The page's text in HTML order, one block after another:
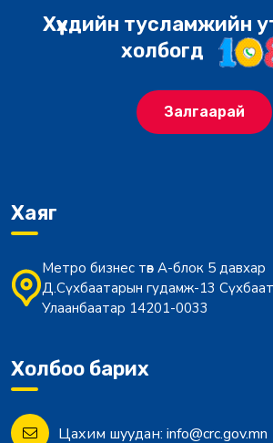
Хүүхдийн тусламжийн
холбогд
Залгаарай
Хаяг
Метро бизнес төв А-блок 5 давхар
Д.Сүхбаатарын гудамж-13
Улаанбаатар 14201-0033
Холбоо барих
Цахим шуудан: info@crc.gov.mn